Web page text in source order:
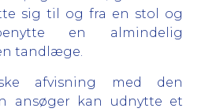
sig til og fra en stol og
en almindelig
tandlæge.
afvisning med den
ansøger kan udnytte et